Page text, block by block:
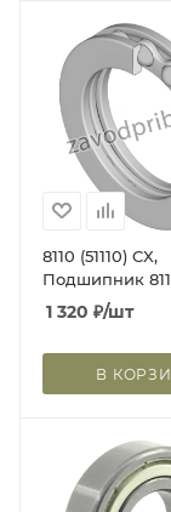
8110 (51110) CX,
Подшипник
1 320 ₽/шт
В